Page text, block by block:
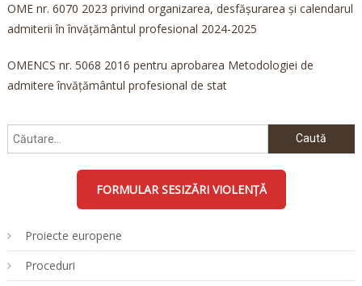
OME nr. 6070 2023 privind organizarea, desfășurarea și calendarul
admiterii în învățământul profesional 2024-2025
OMENCS nr. 5068 2016 pentru aprobarea Metodologiei de
admitere învățământul profesional de stat
Caută
după:
FORMULAR SESIZĂRI VIOLENȚĂ
Proiecte europene
Proceduri